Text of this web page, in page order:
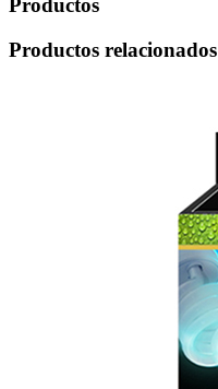
Productos
Productos relacionados